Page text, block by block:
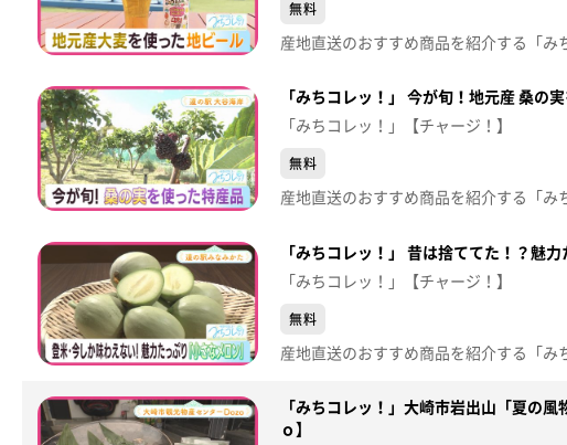
無料
「みちコレッ！」 今が旬！地元産 桑の
「みちコレッ！」【チャージ！】
無料
「みちコレッ！」 昔は捨ててた！？魅
「みちコレッ！」【チャージ！】
無料
「みちコレッ！」大崎市岩出山「夏の
ｏ】